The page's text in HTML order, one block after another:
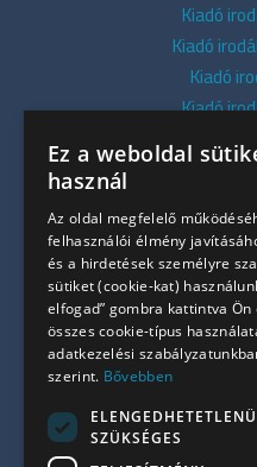
Kiadó
Kiadó
Kiadó
Kiadó
Kiadó
Kiadó
Kiadó
Kiadó
Kiadó
+36 30
Ez a weboldal
használ
Az oldal megfelelő
felhasználói élmény
és a hirdetések személyre
sütiket (cookie-kat)
elfogad” gombra kattintva
összes cookie-típus
adatkezelési
szerint. Bővebben
SZÜKSÉGES